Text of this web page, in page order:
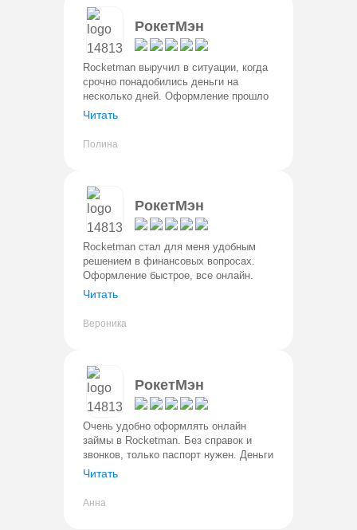
РокетМэн
Rocketman выручил в ситуации, когда
срочно понадобились деньги на
несколько дней. Оформление прошло
быстро и без сложностей. Решение по
поступили на карту без задерже
Читать
Полина
РокетМэн
Rocketman стал для меня удобным
решением в финансовых вопросах.
Оформление быстрое, все онлайн.
Деньги переводятна карту в тот же
скрытых комиссий. Для оформления
Читать
Вероника
РокетМэн
Очень удобно оформлять онлайн
займы в Rocketman. Без справок и
звонков, только паспорт нужен. Деньги
переводят сразу. Все прозрачно,
первый раз пользуюсь, проблем ни раз
Читать
Анна